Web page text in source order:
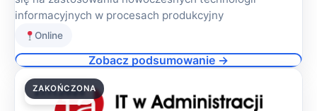
informacyjnych w procesach produkcyjny
Online
Zobacz podsumowanie →
27.11.2025
ZAKOŃCZONA